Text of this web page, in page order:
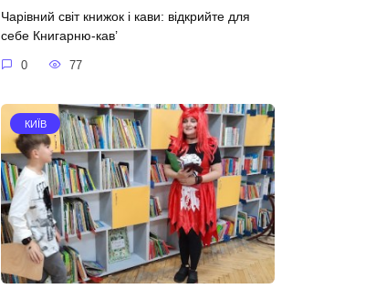
Чарівний світ книжок і кави: відкрийте для
себе Книгарню-кав’
0 77
КИЇВ